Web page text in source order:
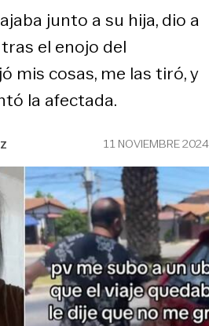
junto a su hija, dio a
el enojo del
mis cosas, me las tiró, y
la afectada.
11 NOVIEMBRE 2024